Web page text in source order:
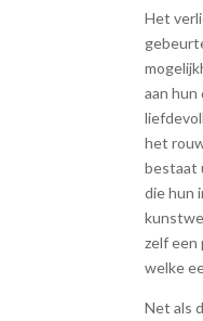
Het
aan hun
het
bestaat
die hun
zelf een
welke
Net als